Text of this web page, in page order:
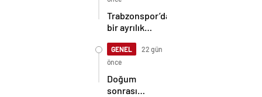
Trabzonspor’da
bir ayrılık
kazanılacak
bonservis…
GENEL
22 gün
önce
Doğum
sonrası